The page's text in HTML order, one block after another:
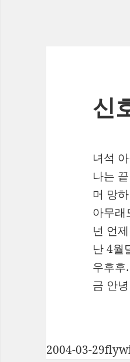
신
녀석
나는
머 망
아무래
넌 언
난 4월
우후
금 안
작
2004-03-29글